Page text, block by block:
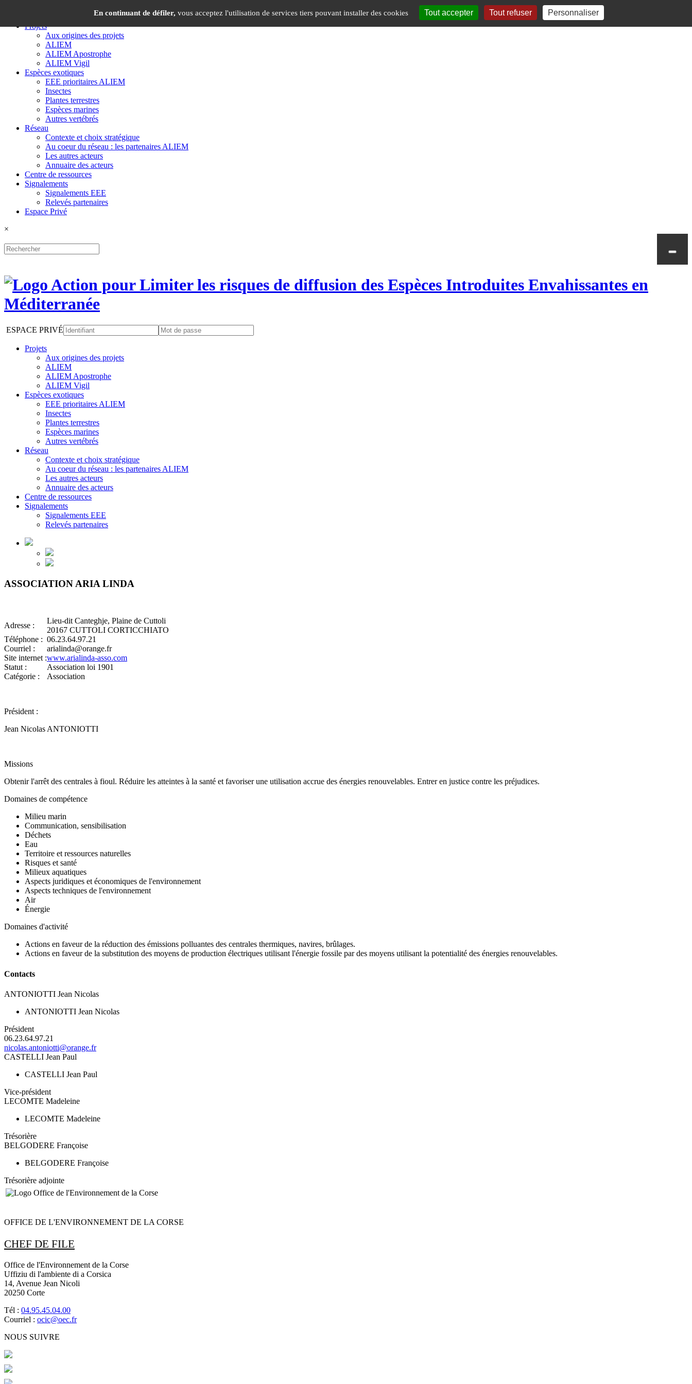
Projets
Aux origines des projets
ALIEM
ALIEM Apostrophe
ALIEM Vigil
Espèces exotiques
EEE prioritaires ALIEM
Insectes
Plantes terrestres
Espèces marines
Autres vertébrés
Réseau
Contexte et choix stratégique
Au coeur du réseau : les partenaires ALIEM
Les autres acteurs
Annuaire des acteurs
Centre de ressources
Signalements
Signalements EEE
Relevés partenaires
Espace Privé
×
ESPACE PRIVÉ
Projets
Aux origines des projets
ALIEM
ALIEM Apostrophe
ALIEM Vigil
Espèces exotiques
EEE prioritaires ALIEM
Insectes
Plantes terrestres
Espèces marines
Autres vertébrés
Réseau
Contexte et choix stratégique
Au coeur du réseau : les partenaires ALIEM
Les autres acteurs
Annuaire des acteurs
Centre de ressources
Signalements
Signalements EEE
Relevés partenaires
ASSOCIATION ARIA LINDA
Adresse :
Lieu-dit Canteghje, Plaine de Cuttoli
20167 CUTTOLI CORTICCHIATO
Téléphone : 06.23.64.97.21
Courriel :
arialinda@orange.fr
Site internet :www.arialinda-asso.com
Statut :
Association loi 1901
Catégorie :
Association
Président :
Jean Nicolas ANTONIOTTI
Missions
Obtenir l'arrêt des centrales à fioul. Réduire les atteintes à la santé et favoriser une utilisation accrue des énergies renouvelables. Entrer en justice contre les préjudices.
Domaines de compétence
Milieu marin
Communication, sensibilisation
Déchets
Eau
Territoire et ressources naturelles
Risques et santé
Milieux aquatiques
Aspects juridiques et économiques de l'environnement
Aspects techniques de l'environnement
Air
Énergie
Domaines d'activité
Actions en faveur de la réduction des émissions polluantes des centrales thermiques, navires, brûlages.
Actions en faveur de la substitution des moyens de production électriques utilisant l'énergie fossile par des moyens utilisant la potentialité des énergies renouvelables.
Contacts
ANTONIOTTI Jean Nicolas
ANTONIOTTI Jean Nicolas
Président
06.23.64.97.21
nicolas.antoniotti@orange.fr
CASTELLI Jean Paul
CASTELLI Jean Paul
Vice-président
LECOMTE Madeleine
LECOMTE Madeleine
Trésorière
BELGODERE Françoise
BELGODERE Françoise
Trésorière adjointe
OFFICE DE L'ENVIRONNEMENT DE LA CORSE
CHEF DE FILE
Office de l'Environnement de la Corse
Uffiziu di l'ambiente di a Corsica
14, Avenue Jean Nicoli
20250 Corte
Tél : 04.95.45.04.00
Courriel : ocic@oec.fr
NOUS SUIVRE
En continuant de défiler, vous acceptez l'utilisation de services tiers pouvant installer des cookies Tout accepter Tout refuser Personnaliser